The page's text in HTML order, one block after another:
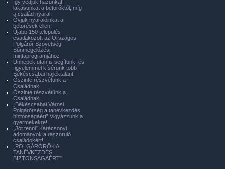
Így védjük házunkat,
lakásunkat a betörőktől, míg
a család nyaral.
Óvjuk nyaralóinkat a
betörések ellen!
Újabb 150 település
csatlakozott az Országos
Polgárőr Szövetség
Bűnmegelőzési
mintaprogramjához
Ünnepek után is segítünk, és
figyelemmel kísérünk több
Békéscsabai hajléktalant
Őszinte részvétünk a
Családnak!
Őszinte részvétünk a
Családnak!
„Békéscsabai Városi
Polgárőrség a tanévkezdés
biztonságáért” Vigyázzunk a
gyermekekre!
„Jót tenni” Karácsonyi
adományok a rászoruló
családokért!
„POLGÁRŐRÖK A
TANÉVKEZDÉS
BIZTONSÁGÁÉRT”